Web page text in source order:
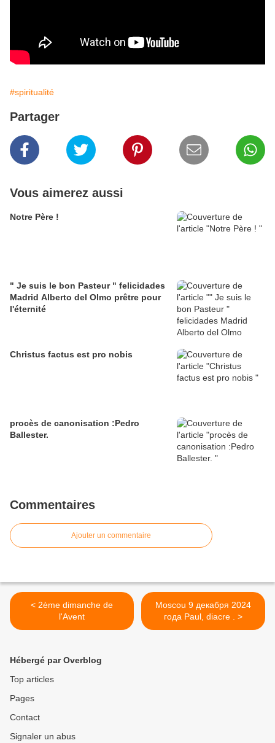
#spiritualité
Partager
Vous aimerez aussi
Notre Père !
" Je suis le bon Pasteur " felicidades
Madrid Alberto del Olmo prêtre pour
l'éternité
Christus factus est pro nobis
procès de canonisation :Pedro
Ballester.
Commentaires
Ajouter un commentaire
< 2ème dimanche de
l'Avent
Moscou 9 декабря 2024
года Paul, diacre . >
Hébergé par Overblog
Top articles
Pages
Contact
Signaler un abus